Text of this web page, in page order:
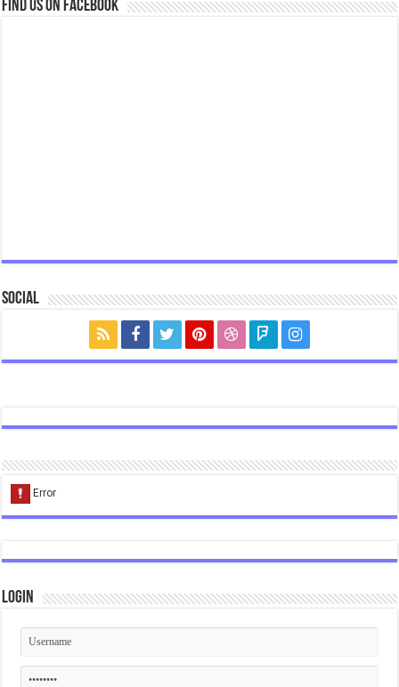
Find us on Facebook
Social
Login